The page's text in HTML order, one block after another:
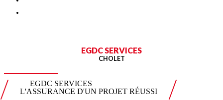
EGDC SERVICES
CHOLET
EGDC SERVICES
L'ASSURANCE D'UN PROJET RÉUSSI